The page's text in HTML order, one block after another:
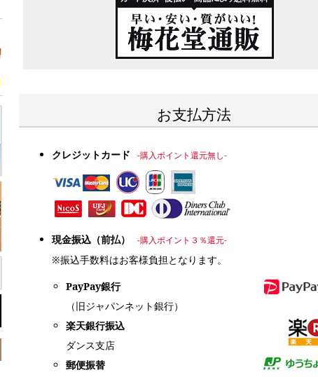
お支払方法
クレジットカード -購入ポイント還元無し-
現金振込（前払） -購入ポイント３％還元-
※振込手数料はお客様負担となります。
PayPay銀行
（旧ジャパンネット銀行）
楽天銀行振込
ダンス支店
郵便振替